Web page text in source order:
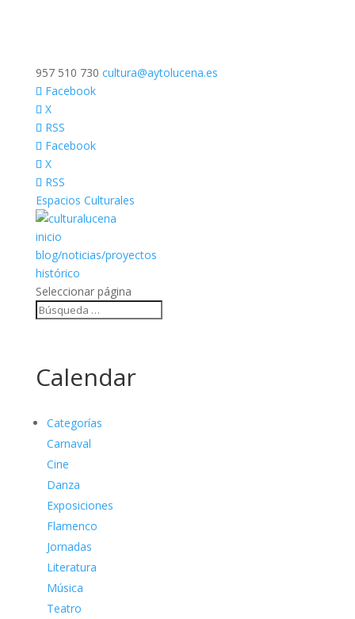
957 510 730 cultura@aytolucena.es
Facebook
X
RSS
Facebook
X
RSS
Espacios Culturales
inicio
blog/noticias/proyectos
histórico
Seleccionar página
Calendar
Categorías
Carnaval
Cine
Danza
Exposiciones
Flamenco
Jornadas
Literatura
Música
Teatro